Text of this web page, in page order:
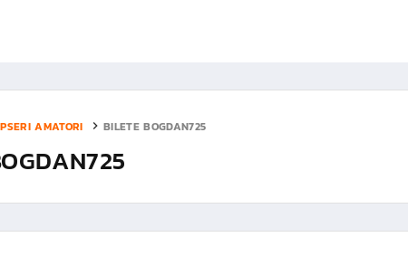
AMATORI BILETE BOGDAN725